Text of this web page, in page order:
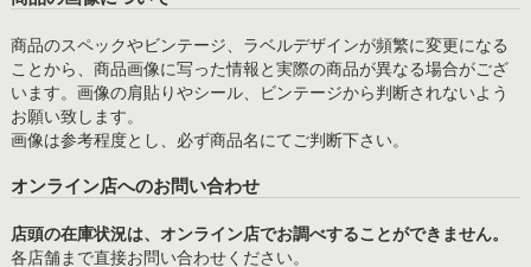
商品のスペックやビンテージ、ラベルデザインが頻繁に変更になる
ことから、商品画像に写った情報と実際の商品が異なる場合がござ
います。画像の肩貼りやシール、ビンテージから判断されないよう
お願い致します。
画像は参考程度とし、必ず商品名にてご判断下さい。
オンライン店へのお問い合わせ
店頭の在庫状況は、オンライン店でお調べすることができません。
各店舗まで直接お問い合わせください。